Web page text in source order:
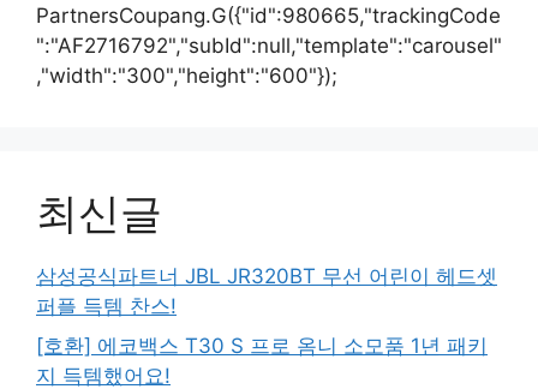
PartnersCoupang.G({"id":980665,"trackingCode
":"AF2716792","subId":null,"template":"carousel"
,"width":"300","height":"600"});
최신글
삼성공식파트너 JBL JR320BT 무선 어린이 헤드셋
퍼플 득템 찬스!
[호환] 에코백스 T30 S 프로 옴니 소모품 1년 패키
지 득템했어요!